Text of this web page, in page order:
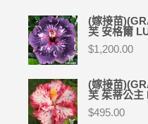
(嫁接苗
芙 安格爾
$1,200.00
(嫁接苗
芙 茱蒂公主
$495.00